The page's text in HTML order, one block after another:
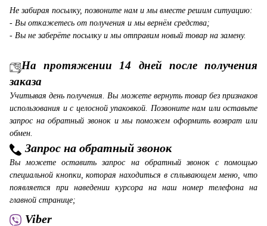
Не забирая посылку, позвоните нам и мы вместе решим ситуацию:
- Вы откажетесь от получения и мы вернём средства;
- Вы не заберёте посылку и мы отправим новый товар на замену.
На протяжении 14 дней после получения
заказа
Учитывая день получения. Вы можете вернуть товар без признаков
использования и с целосной упаковкой. Позвоните нам или оставьте
запрос на обратный звонок и мы поможем оформить возврат или
обмен.
Запрос на обратный звонок
Вы можете оставить запрос на обратный звонок с помощью
специальной кнопки, которая находиться в сплывающем меню, что
появляется при наведении курсора на наш номер телефона на
главной странице;
Viber